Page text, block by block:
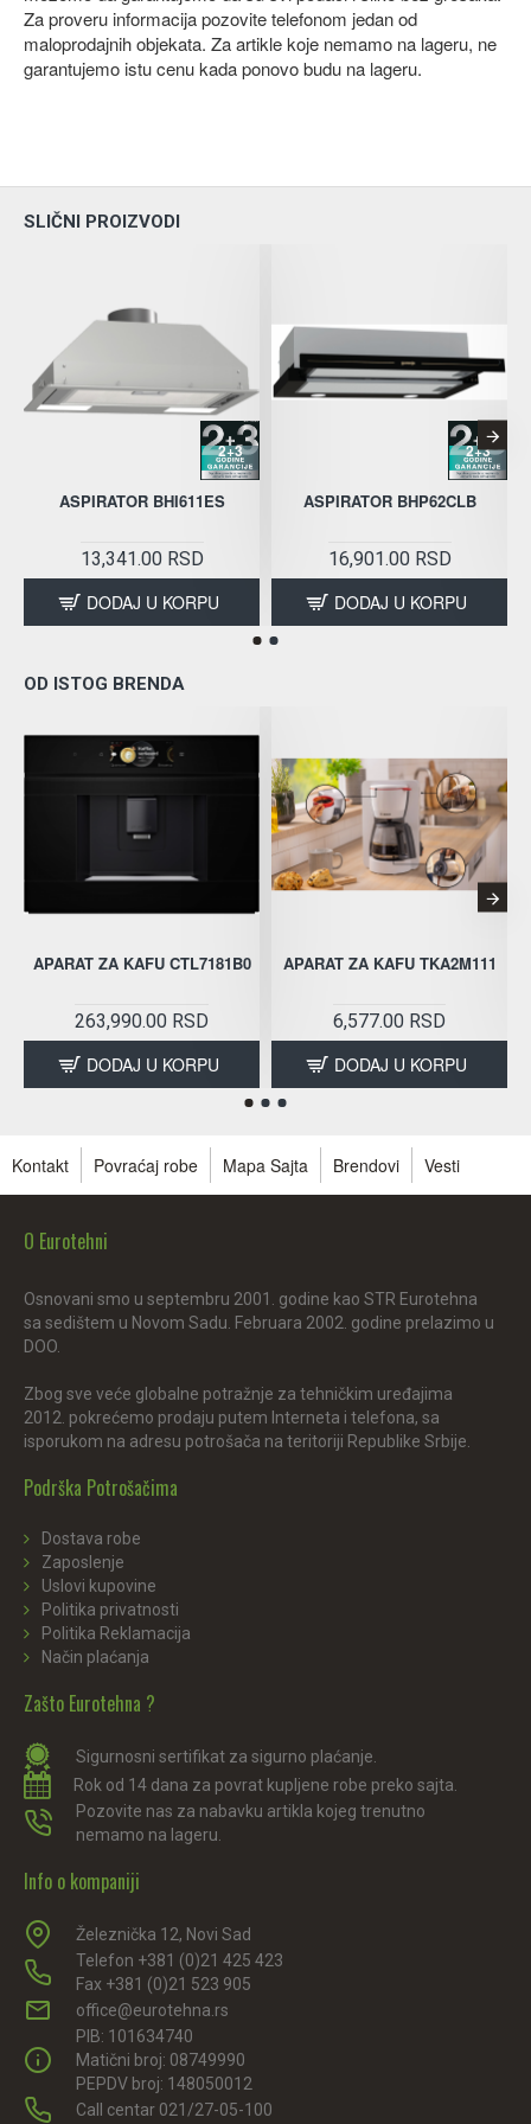
Za proveru informacija pozovite telefonom jedan od
maloprodajnih objekata. Za artikle koje nemamo na lageru, ne
garantujemo istu cenu kada ponovo budu na lageru.
SLIČNI PROIZVODI
2+3
ASPIRATOR BHI611ES
13,341.00 RSD
DODAJ U KORPU
2+3
ASPIRATOR BHP62CLB
16,901.00 RSD
DODAJ U KORPU
OD ISTOG BRENDA
APARAT ZA KAFU CTL7181B0
263,990.00 RSD
DODAJ U KORPU
APARAT ZA KAFU TKA2M111
6,577.00 RSD
DODAJ U KORPU
Kontakt Povraćaj robe Mapa Sajta Brendovi Vesti
O Eurotehni
Osnovani smo u septembru 2001. godine kao STR Eurotehna
sa sedištem u Novom Sadu. Februara 2002. godine prelazimo u
DOO.
Zbog sve veće globalne potražnje za tehničkim uređajima
2012. pokrećemo prodaju putem Interneta i telefona, sa
isporukom na adresu potrošača na teritoriji Republike Srbije.
Podrška Potrošačima
Dostava robe
Zaposlenje
Uslovi kupovine
Politika privatnosti
Politika Reklamacija
Način plaćanja
Zašto Eurotehna ?
Sigurnosni sertifikat za sigurno plaćanje.
Rok od 14 dana za povrat kupljene robe preko sajta.
Pozovite nas za nabavku artikla kojeg trenutno
nemamo na lageru.
Info o kompaniji
Železnička 12, Novi Sad
Telefon +381 (0)21 425 423
Fax +381 (0)21 523 905
office@eurotehna.rs
PIB: 101634740
Matični broj: 08749990
PEPDV broj: 148050012
Call centar 021/27-05-100